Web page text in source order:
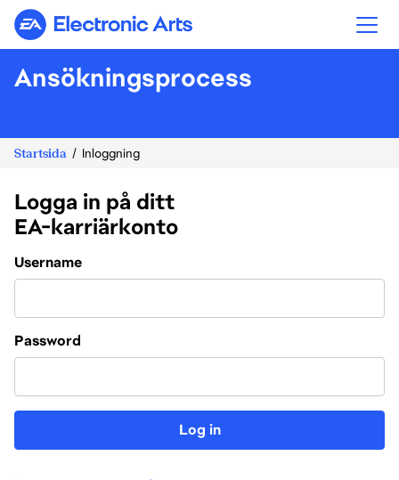
Electronic Arts
Ansökningsprocess
Startsida Inloggning
Logga in på ditt
EA-karriärkonto
Login
Username
Password
Log in